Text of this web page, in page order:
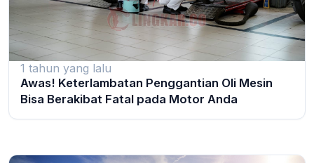
1 tahun yang lalu
Awas! Keterlambatan Penggantian Oli Mesin
Bisa Berakibat Fatal pada Motor Anda